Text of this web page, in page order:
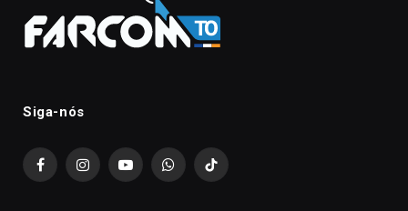
Siga-nós
FacebookInstagramYouTubeWhatsAppTikTok